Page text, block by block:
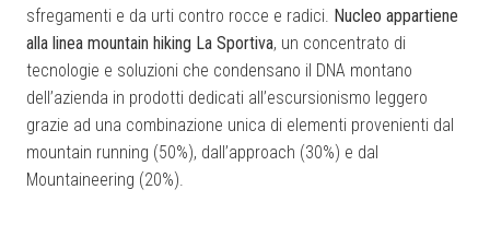
sfregamenti e da urti contro rocce e radici. Nucleo appartiene
alla linea mountain hiking La Sportiva, un concentrato di
tecnologie e soluzioni che condensano il DNA montano
dell’azienda in prodotti dedicati all’escursionismo leggero
grazie ad una combinazione unica di elementi provenienti dal
mountain running (50%), dall’approach (30%) e dal
Mountaineering (20%).